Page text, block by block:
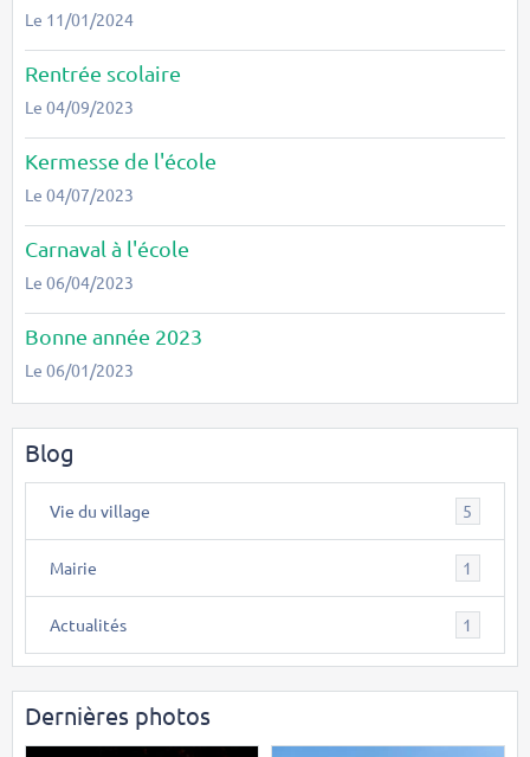
Le 11/01/2024
Rentrée scolaire
Le 04/09/2023
Kermesse de l'école
Le 04/07/2023
Carnaval à l'école
Le 06/04/2023
Bonne année 2023
Le 06/01/2023
Blog
Vie du village 5
Mairie 1
Actualités 1
Dernières photos